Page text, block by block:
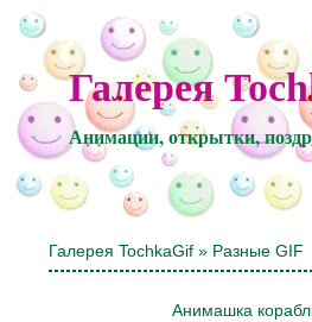
Галерея
Анимации, открытки,
Галерея TochkaGif » Разные GIF
Анимашка